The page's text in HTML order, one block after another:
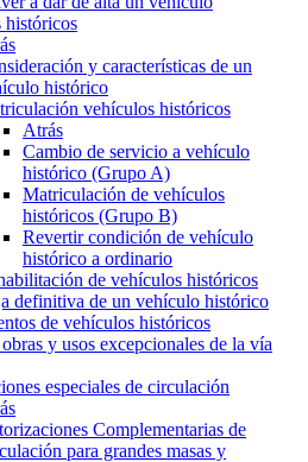
históricos
y características de un
histórico
vehículos históricos
Atrás
Cambio de servicio a vehículo
histórico (Grupo A)
Matriculación de vehículos
históricos (Grupo B)
Revertir condición de vehículo
histórico a ordinario
de vehículos históricos
definitiva de un vehículo histórico
de vehículos históricos
y usos excepcionales de la vía
especiales de circulación
Complementarias de
para grandes masas y